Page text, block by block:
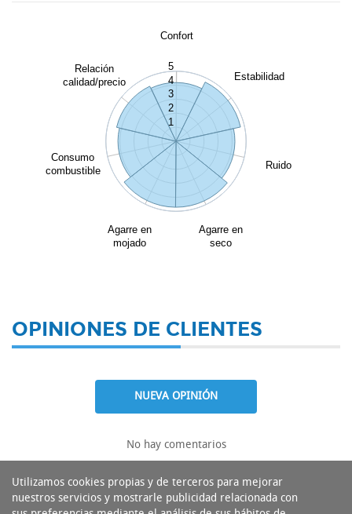
Confort
Estabilidad
Ruido
Agarre en
seco
Agarre en
mojado
Consumo
combustible
Relación
calidad/precio
1
2
3
4
5
OPINIONES DE CLIENTES
NUEVA OPINIÓN
No hay comentarios
Utilizamos cookies propias y de terceros para mejorar
nuestros servicios y mostrarle publicidad relacionada con